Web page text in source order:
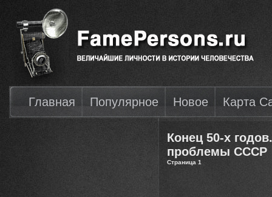
Главная Популярное Новое Карта
Конец 50-х
проблемы СССР
Страница 1